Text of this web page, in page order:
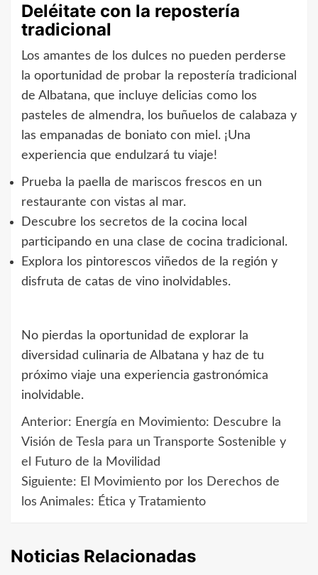
Deléitate con la repostería
tradicional
Los amantes de los dulces no pueden perderse
la oportunidad de probar la repostería tradicional
de Albatana, que incluye delicias como los
pasteles de almendra, los buñuelos de calabaza y
las empanadas de boniato con miel. ¡Una
experiencia que endulzará tu viaje!
Prueba la paella de mariscos frescos en un
restaurante con vistas al mar.
Descubre los secretos de la cocina local
participando en una clase de cocina tradicional.
Explora los pintorescos viñedos de la región y
disfruta de catas de vino inolvidables.
No pierdas la oportunidad de explorar la
diversidad culinaria de Albatana y haz de tu
próximo viaje una experiencia gastronómica
inolvidable.
Navegación
de
entradas
Anterior: Energía en Movimiento: Descubre la
Visión de Tesla para un Transporte Sostenible y
el Futuro de la Movilidad
Siguiente: El Movimiento por los Derechos de
los Animales: Ética y Tratamiento
Noticias Relacionadas